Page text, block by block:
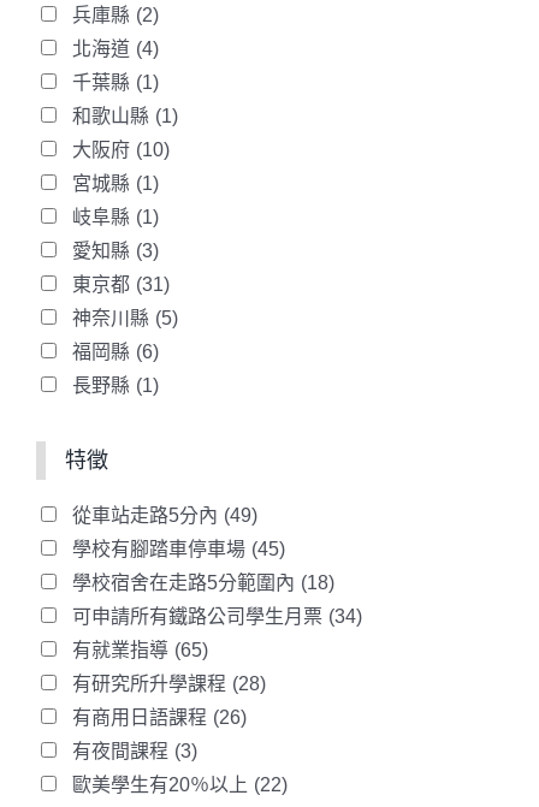
兵庫縣 (2)
北海道 (4)
千葉縣 (1)
和歌山縣 (1)
大阪府 (10)
宮城縣 (1)
岐阜縣 (1)
愛知縣 (3)
東京都 (31)
神奈川縣 (5)
福岡縣 (6)
長野縣 (1)
特徵
從車站走路5分內 (49)
學校有腳踏車停車場 (45)
學校宿舍在走路5分範圍內 (18)
可申請所有鐵路公司學生月票 (34)
有就業指導 (65)
有研究所升學課程 (28)
有商用日語課程 (26)
有夜間課程 (3)
歐美學生有20％以上 (22)